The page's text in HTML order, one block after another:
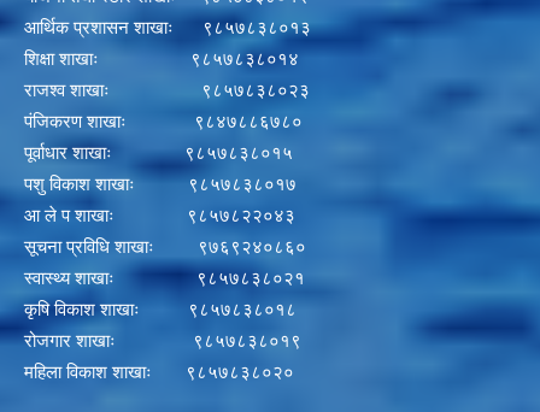
आर्थिक प्रशासन शाखाः ९८५७८३८०१३
शिक्षा शाखाः ९८५७८३८०१४
राजश्व शाखाः ९८५७८३८०२३
पंजिकरण शाखाः ९८४७८८६७८०
पूर्वाधार शाखाः ९८५७८३८०१५
पशु विकाश शाखाः ९८५७८३८०१७
आ ले प शाखाः ९८५७८२२०४३
सूचना प्रविधि शाखाः ९७६९२४०८६०
स्वास्थ्य शाखाः ९८५७८३८०२१
कृषि विकाश शाखाः ९८५७८३८०१८
रोजगार शाखाः ९८५७८३८०१९
महिला विकाश शाखाः ९८५७८३८०२०